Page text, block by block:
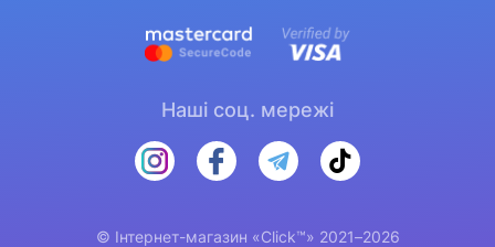
Наші соц. мережі
© Інтернет-магазин «Click™» 2021–2026